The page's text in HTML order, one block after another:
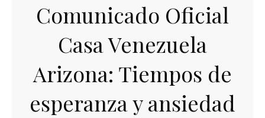
Comunicado Oficial
Casa Venezuela
Arizona: Tiempos de
esperanza y ansiedad